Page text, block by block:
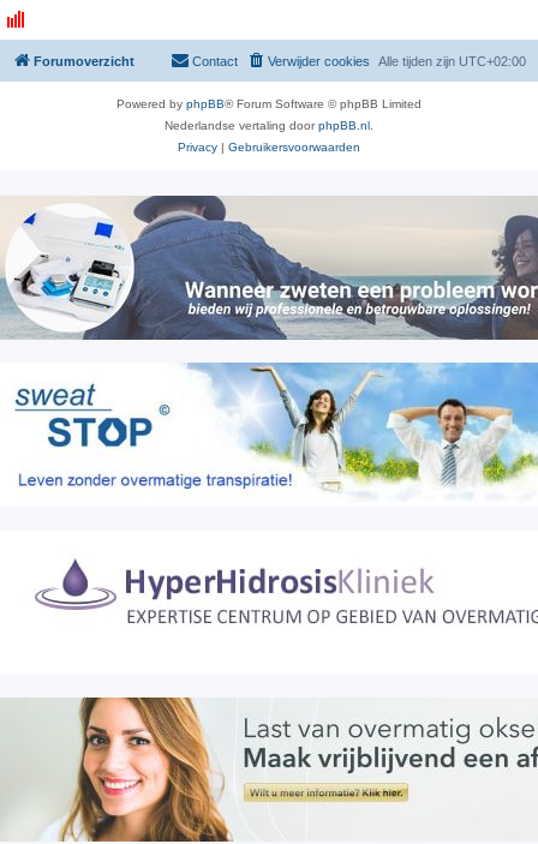
Forumoverzicht Alle tijden zijn UTC+02:00
Verwijder cookies
Contact
Powered by phpBB® Forum Software © phpBB Limited
Nederlandse vertaling doorphpBB.nl
Privacy | Gebruikersvoorwaarden